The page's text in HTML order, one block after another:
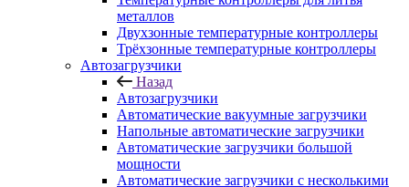
металлов
Двухзонные температурные контроллеры
Трёхзонные температурные контроллеры
Автозагрузчики
Назад
Автозагрузчики
Автоматические вакуумные загрузчики
Напольные автоматические загрузчики
Автоматические загрузчики большой
мощности
Автоматические загрузчики с несколькими